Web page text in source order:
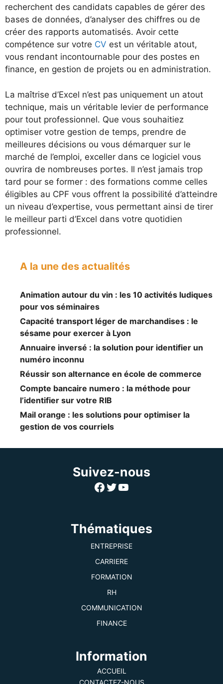
recherchent des candidats capables de gérer des
bases de données, d’analyser des chiffres ou de
créer des rapports automatisés. Avoir cette
compétence sur votre CV est un véritable atout,
vous rendant incontournable pour des postes en
finance, en gestion de projets ou en administration.
La maîtrise d’Excel n’est pas uniquement un atout
technique, mais un véritable levier de performance
pour tout professionnel. Que vous souhaitiez
optimiser votre gestion de temps, prendre de
meilleures décisions ou vous démarquer sur le
marché de l’emploi, exceller dans ce logiciel vous
ouvrira de nombreuses portes. Il n’est jamais trop
tard pour se former : des formations comme celles
éligibles au CPF vous offrent la possibilité d’atteindre
un niveau d’expertise, vous permettant ainsi de tirer
le meilleur parti d’Excel dans votre quotidien
professionnel.
A la une des actualités
Animation autour du vin : les 10 activités ludiques
pour vos séminaires
Capacité transport léger de marchandises : le
sésame pour exercer à Lyon
Annuaire inversé : la solution pour identifier un
numéro inconnu
Réussir son alternance en école de commerce
Compte bancaire numero : la méthode pour
l’identifier sur votre RIB
Mail orange : les solutions pour optimiser la
gestion de vos courriels
Suivez-nous
Facebook
Twitter
YouTube
Thématiques
ENTREPRISE
CARRIERE
FORMATION
RH
COMMUNICATION
FINANCE
Information
ACCUEIL
CONTACTEZ-NOUS